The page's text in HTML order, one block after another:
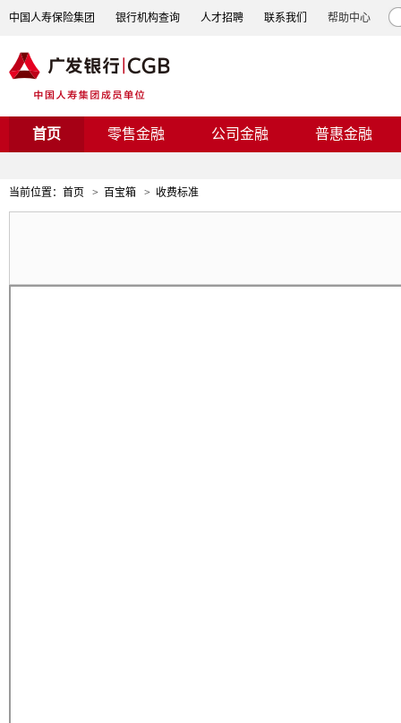
中国人寿保险集团 银行机构查询 人才招聘 联系我们 帮助中心
首页 零售金融 公司金融 普惠金融
当前位置： 首页 > 百宝箱 > 收费标准